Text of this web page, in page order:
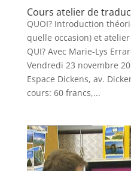
Cours atelier de
QUOI? Introduction
quelle occasion) et
QUI? Avec Marie-Lys
Vendredi 23 novembre
Espace Dickens, av.
cours: 60 francs,...